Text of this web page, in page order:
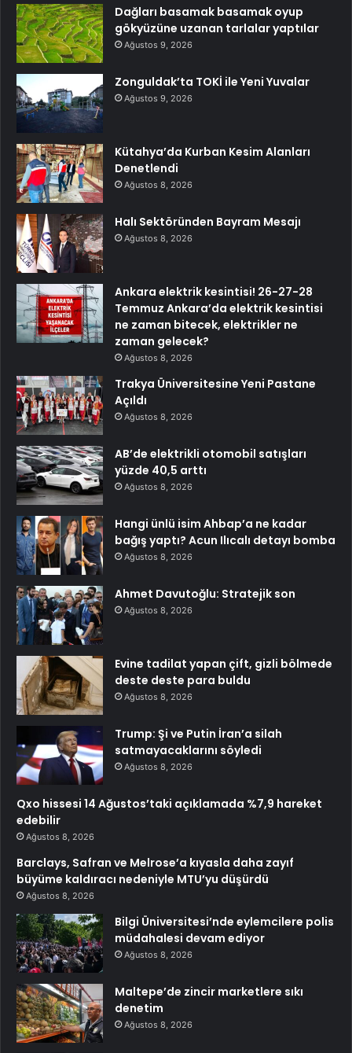
Dağları basamak basamak oyup
gökyüzüne uzanan tarlalar yaptılar
Ağustos 9, 2026
Zonguldak’ta TOKİ ile Yeni Yuvalar
Ağustos 9, 2026
Kütahya’da Kurban Kesim Alanları
Denetlendi
Ağustos 8, 2026
Halı Sektöründen Bayram Mesajı
Ağustos 8, 2026
Ankara elektrik kesintisi! 26-27-28
Temmuz Ankara’da elektrik kesintisi
ne zaman bitecek, elektrikler ne
zaman gelecek?
Ağustos 8, 2026
Trakya Üniversitesine Yeni Pastane
Açıldı
Ağustos 8, 2026
AB’de elektrikli otomobil satışları
yüzde 40,5 arttı
Ağustos 8, 2026
Hangi ünlü isim Ahbap’a ne kadar
bağış yaptı? Acun Ilıcalı detayı bomba
Ağustos 8, 2026
Ahmet Davutoğlu: Stratejik son
Ağustos 8, 2026
Evine tadilat yapan çift, gizli bölmede
deste deste para buldu
Ağustos 8, 2026
Trump: Şi ve Putin İran’a silah
satmayacaklarını söyledi
Ağustos 8, 2026
Qxo hissesi 14 Ağustos’taki açıklamada %7,9 hareket
edebilir
Ağustos 8, 2026
Barclays, Safran ve Melrose’a kıyasla daha zayıf
büyüme kaldıracı nedeniyle MTU’yu düşürdü
Ağustos 8, 2026
Bilgi Üniversitesi’nde eylemcilere polis
müdahalesi devam ediyor
Ağustos 8, 2026
Maltepe’de zincir marketlere sıkı
denetim
Ağustos 8, 2026